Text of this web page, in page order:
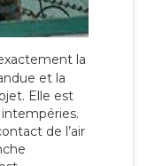
la
et la
Elle est
de l’air